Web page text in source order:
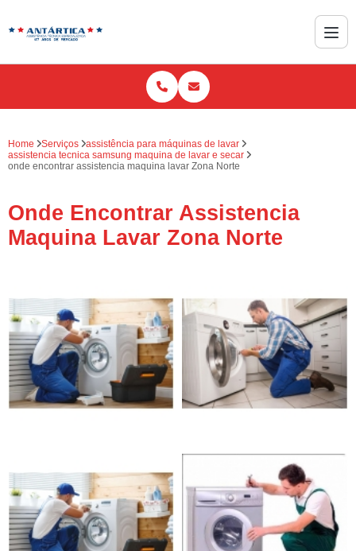
Home Serviços
assistência para máquinas de lavar
assistencia tecnica samsung maquina de lavar e secar
onde encontrar assistencia maquina lavar Zona Norte
Onde Encontrar Assistencia
Maquina Lavar Zona Norte